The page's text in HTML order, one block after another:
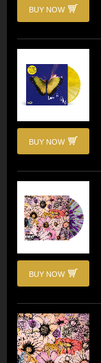
BUY NOW
BUY NOW
BUY NOW